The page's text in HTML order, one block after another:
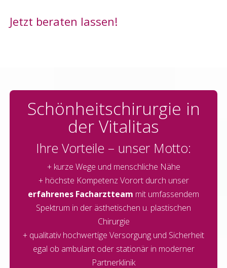
Jetzt beraten lassen!
Schönheitschirurgie in
der Vitalitas
Ihre Vorteile – unser Motto:
+ kurze Wege und menschliche Nähe
+ höchste Kompetenz Vorort durch unser
erfahrenes Facharztteam mit umfassendem
Spektrum in der ästhetischen u. plastischen
Chirurgie
+ qualitativ hochwertige Versorgung und Sicherheit
egal ob ambulant oder stationär in moderner
Partnerklinik